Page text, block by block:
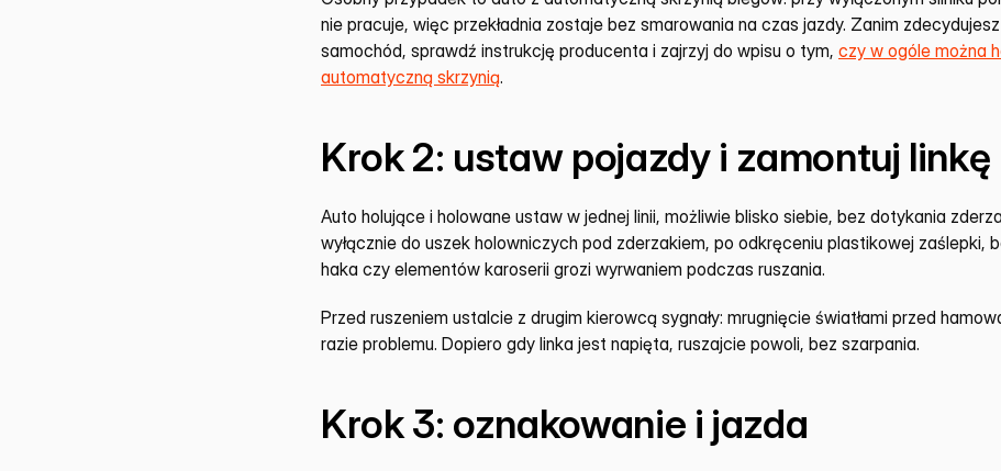
nie pracuje, więc przekładnia zostaje bez smarowania na czas jazdy. Zanim
samochód, sprawdź instrukcję producenta i zajrzyj do wpisu o tym, czy w ogóle można
automatyczną skrzynią.
Krok 2: ustaw pojazdy i zamontuj linkę
Auto holujące i holowane ustaw w jednej linii, możliwie blisko siebie, bez dotykania
wyłącznie do uszek holowniczych pod zderzakiem, po odkręceniu plastikowej zaślepki,
haka czy elementów karoserii grozi wyrwaniem podczas ruszania.
Przed ruszeniem ustalcie z drugim kierowcą sygnały: mrugnięcie światłami przed
razie problemu. Dopiero gdy linka jest napięta, ruszajcie powoli, bez szarpania.
Krok 3: oznakowanie i jazda